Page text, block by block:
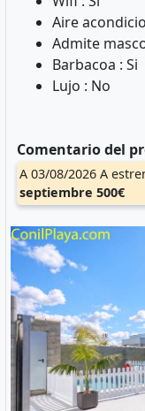
Aire
Admite
Barbacoa : Si
Lujo : No
Comentario del
A 03/08/2026 A
septiembre 500€